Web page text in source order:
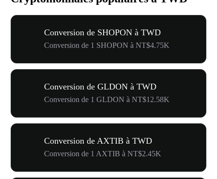
Conversion de SHOPON à TWD
Conversion de 1 SHOPON à NT$4.75K
Conversion de GLDON à TWD
Conversion de 1 GLDON à NT$12.58K
Conversion de AXTIB à TWD
Conversion de 1 AXTIB à NT$2.45K